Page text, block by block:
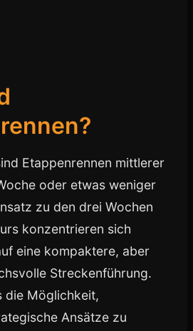
Etappenrennen mittlerer
oder etwas weniger
zu den drei Wochen
konzentrieren sich
eine kompaktere, aber
Streckenführung.
die Möglichkeit,
Ansätze zu